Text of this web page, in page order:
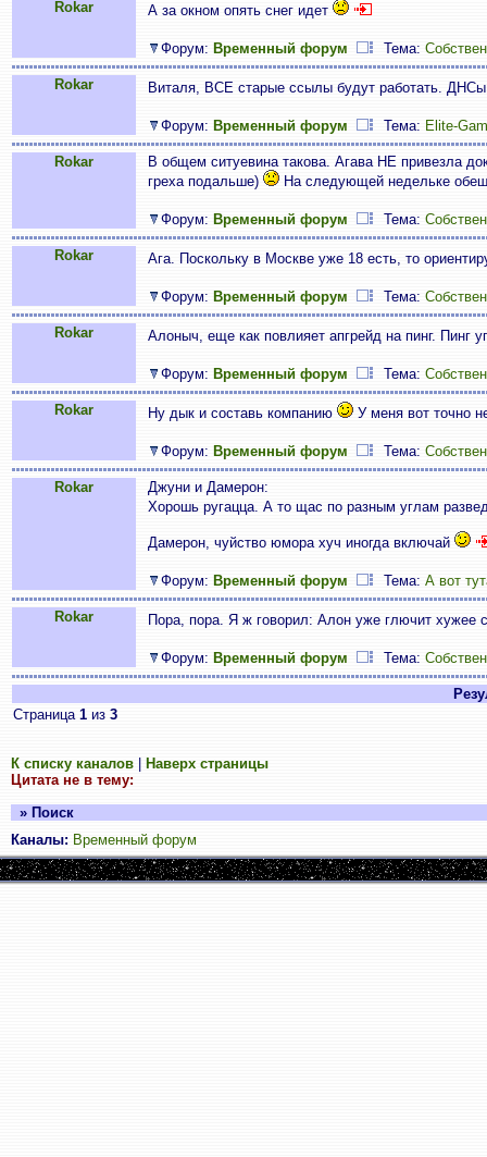
Rokar А за окном опять снег идет
Форум: Временный форум Тема:
Rokar Виталя, ВСЕ старые ссылы будут работать.
Форум: Временный форум Тема: Elite-
Rokar
В общем ситуевина такова. Агава НЕ привезла
греха подальше)
На следующей недельке
Форум: Временный форум Тема:
Rokar Ага. Поскольку в Москве уже 18 есть, то
Форум: Временный форум Тема:
Rokar Алоныч, еще как повлияет апгрейд на пинг. Пинг
Форум: Временный форум Тема:
Rokar Ну дык и составь компанию У меня вот точно
Форум: Временный форум Тема:
Rokar
Джуни и Дамерон:
Хорошь ругацца. А то щас по разным углам
Дамерон, чуйство юмора хуч иногда включай
Форум: Временный форум Тема: А вот
Rokar Пора, пора. Я ж говорил: Алон уже глючит хужее
Форум: Временный форум Тема:
Страница 1 из 3
К списку каналов
Наверх страницы
Цитата не в тему:
» Поиск
Каналы: Временный форум